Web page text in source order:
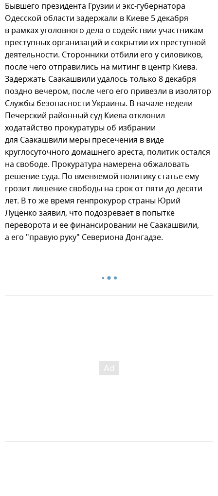
Бывшего президента Грузии и экс-губернатора
Одесской области задержали в Киеве 5 декабря
в рамках уголовного дела о содействии участникам
преступных организаций и сокрытии их преступной
деятельности. Сторонники отбили его у силовиков,
после чего отправились на митинг в центр Киева.
Задержать Саакашвили удалось только 8 декабря
поздно вечером, после чего его привезли в изолятор
Службы безопасности Украины. В начале недели
Печерский районный суд Киева отклонил
ходатайство прокуратуры об избрании
для Саакашвили меры пресечения в виде
круглосуточного домашнего ареста, политик остался
на свободе. Прокуратура намерена обжаловать
решение суда. По вменяемой политику статье ему
грозит лишение свободы на срок от пяти до десяти
лет. В то же время генпрокурор страны Юрий
Луценко заявил, что подозревает в попытке
переворота и ее финансировании не Саакашвили,
а его "правую руку" Севериона Донгадзе.